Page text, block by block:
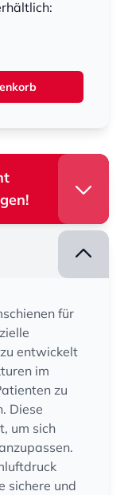
für
entwickelt
im
zu
Diese
um sich
sichere und